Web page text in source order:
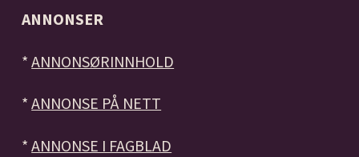
ANNONSER
*ANNONSØRINNHOLD
*ANNONSE PÅ NETT
*ANNONSE I FAGBLAD